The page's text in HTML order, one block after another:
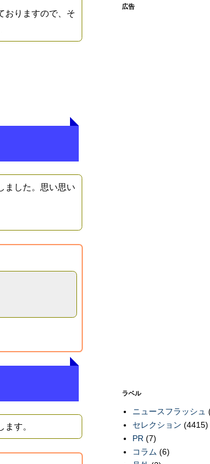
おりますので、そ
ました。思い思い
す。
広告
ラベル
ニュースフラッシュ
セレクション (4415)
PR (7)
コラム (6)